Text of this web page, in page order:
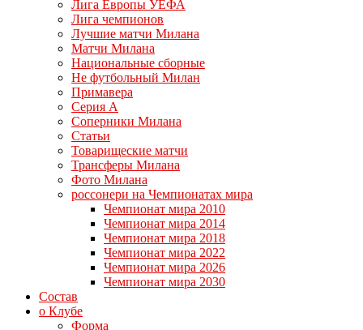
Лига Европы УЕФА
Лига чемпионов
Лучшие матчи Милана
Матчи Милана
Национальные сборные
Не футбольный Милан
Примавера
Серия А
Соперники Милана
Статьи
Товарищеские матчи
Трансферы Милана
Фото Милана
россонери на Чемпионатах мира
Чемпионат мира 2010
Чемпионат мира 2014
Чемпионат мира 2018
Чемпионат мира 2022
Чемпионат мира 2026
Чемпионат мира 2030
Состав
о Клубе
Форма